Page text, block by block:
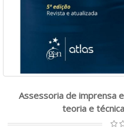
Assessoria de imprensa
teoria e